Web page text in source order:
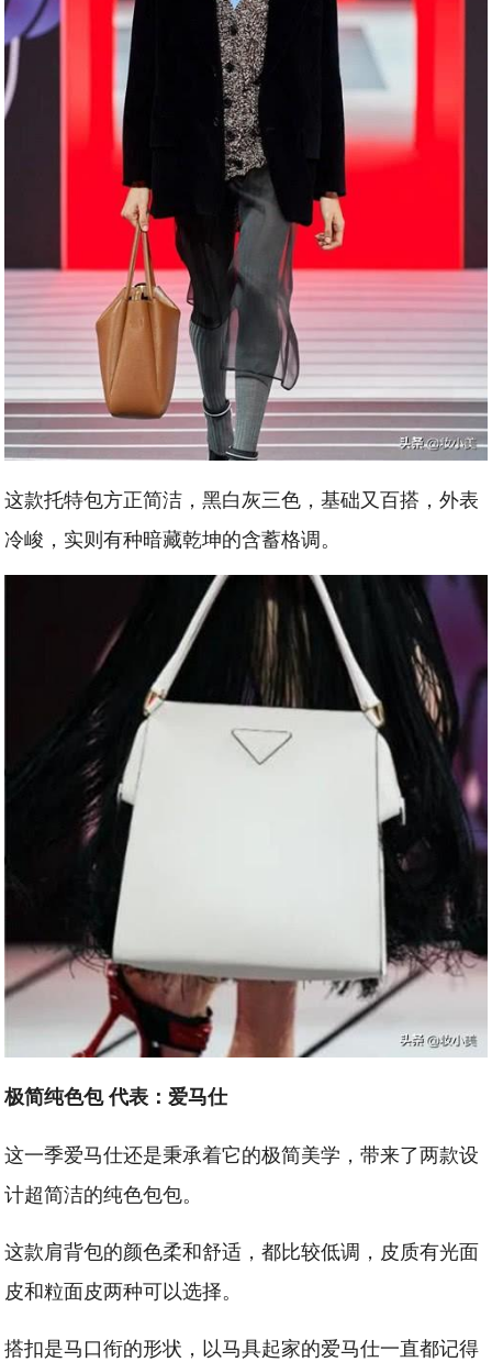
这款托特包方正简洁，黑白灰三色，基础又百搭，外表
冷峻，实则有种暗藏乾坤的含蓄格调。
极简纯色包 代表：爱马仕
这一季爱马仕还是秉承着它的极简美学，带来了两款设
计超简洁的纯色包包。
这款肩背包的颜色柔和舒适，都比较低调，皮质有光面
皮和粒面皮两种可以选择。
搭扣是马口衔的形状，以马具起家的爱马仕一直都记得